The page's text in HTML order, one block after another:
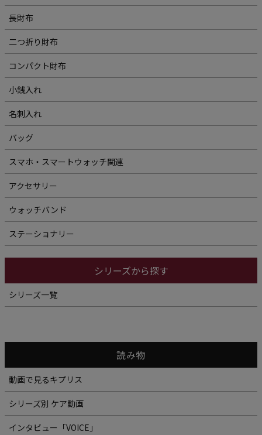
長財布
二つ折り財布
コンパクト財布
小銭入れ
名刺入れ
バッグ
スマホ・スマートウォッチ関連
アクセサリー
ウォッチバンド
ステーショナリー
シリーズから探す
シリーズ一覧
読み物
動画で見るキプリス
シリーズ別 ケア動画
インタビュー「VOICE」